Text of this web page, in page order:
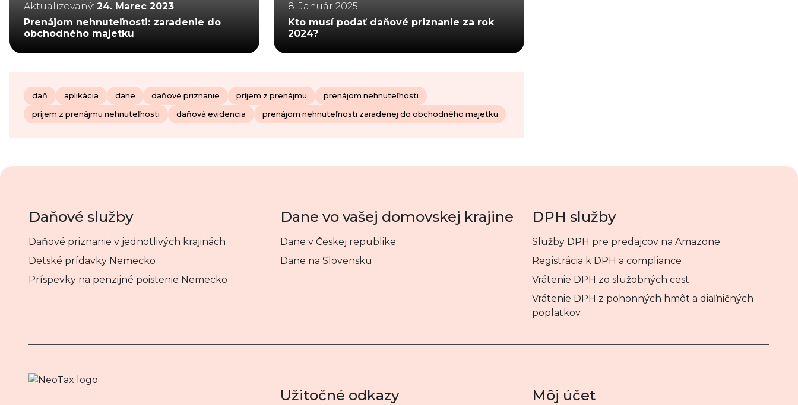
Aktualizovaný: 24. Marec 2023
Prenájom nehnuteľnosti: zaradenie do
obchodného majetku
8. Január 2025
Kto musí podať daňové priznanie za rok
2024?
daň aplikácia dane daňové priznanie príjem z prenájmu prenájom nehnuteľnosti
príjem z prenájmu nehnuteľnosti daňová evidencia prenájom nehnuteľnosti zaradenej do obchodného majetku
Daňové služby
Daňové priznanie v jednotlivých krajinách
Detské prídavky Nemecko
Príspevky na penzijné poistenie Nemecko
Dane vo vašej domovskej krajine
Dane v Českej republike
Dane na Slovensku
DPH služby
Služby DPH pre predajcov na Amazone
Registrácia k DPH a compliance
Vrátenie DPH zo služobných cest
Vrátenie DPH z pohonných hmôt a diaľničných
poplatkov
Užitočné odkazy Môj účet